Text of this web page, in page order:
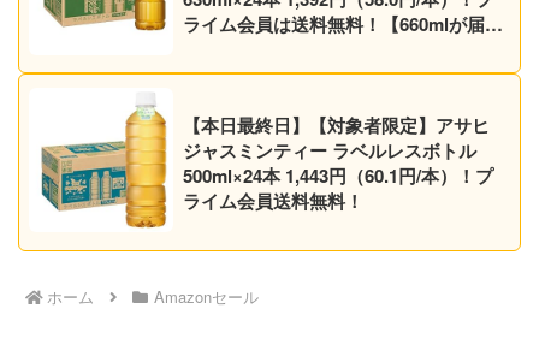
ライム会員は送料無料！【660mlが届く
【本日最終日】【対象者限定】アサヒ
ジャスミンティー ラベルレスボトル
500ml×24本 1,443円（60.1円/本）！プ
ライム会員送料無料！
ホーム Amazonセール